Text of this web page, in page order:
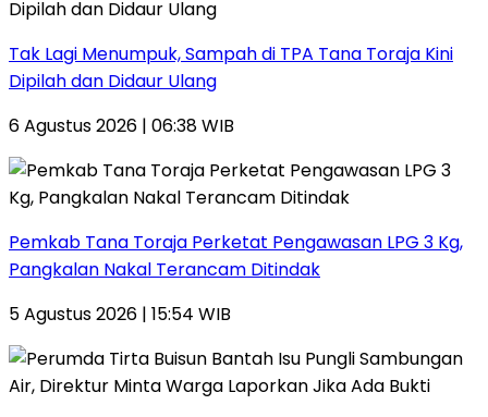
Tak Lagi Menumpuk, Sampah di TPA Tana Toraja Kini
Dipilah dan Didaur Ulang
6 Agustus 2026 | 06:38 WIB
Pemkab Tana Toraja Perketat Pengawasan LPG 3 Kg,
Pangkalan Nakal Terancam Ditindak
5 Agustus 2026 | 15:54 WIB